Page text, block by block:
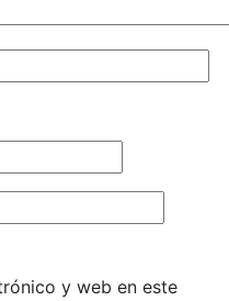
y web en este